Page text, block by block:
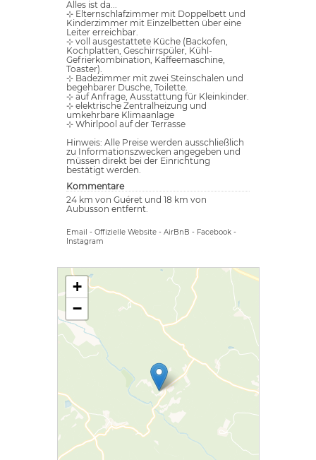
Alles ist da...
⊹ Elternschlafzimmer mit Doppelbett und
Kinderzimmer mit Einzelbetten über eine
Leiter erreichbar.
⊹ voll ausgestattete Küche (Backofen,
Kochplatten, Geschirrspüler, Kühl-
Gefrierkombination, Kaffeemaschine,
Toaster).
⊹ Badezimmer mit zwei Steinschalen und
begehbarer Dusche, Toilette.
⊹ auf Anfrage, Ausstattung für Kleinkinder.
⊹ elektrische Zentralheizung und
umkehrbare Klimaanlage
⊹ Whirlpool auf der Terrasse
Hinweis: Alle Preise werden ausschließlich
zu Informationszwecken angegeben und
müssen direkt bei der Einrichtung
bestätigt werden.
Kommentare
24 km von Guéret und 18 km von
Aubusson entfernt.
Email - Offizielle Website - AirBnB - Facebook -
Instagram
+
−